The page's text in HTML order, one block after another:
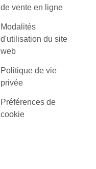
de vente en ligne
Modalités
d'utilisation du site
web
Politique de vie
privée
Préférences de
cookie